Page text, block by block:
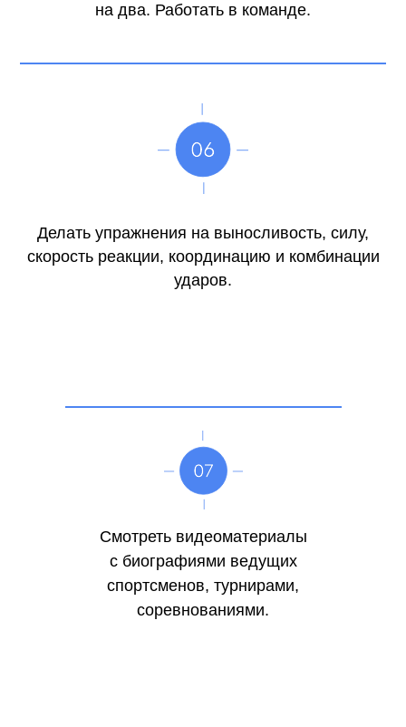
на два. Работать в команде.
Делать упражнения на выносливость, силу,
скорость реакции, координацию и комбинации
ударов.
Смотреть видеоматериалы
с биографиями ведущих
спортсменов, турнирами,
соревнованиями.